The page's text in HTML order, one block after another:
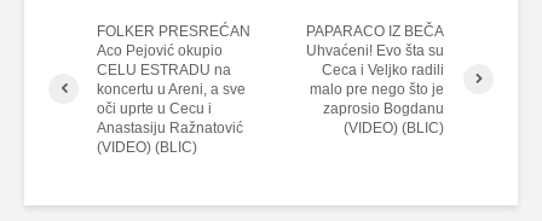
FOLKER PRESREĆAN
Aco Pejović okupio
CELU ESTRADU na
koncertu u Areni, a sve
oči uprte u Cecu i
Anastasiju Ražnatović
(VIDEO) (BLIC)
PAPARACO IZ BEČA
Uhvaćeni! Evo šta su
Ceca i Veljko radili
malo pre nego što je
zaprosio Bogdanu
(VIDEO) (BLIC)